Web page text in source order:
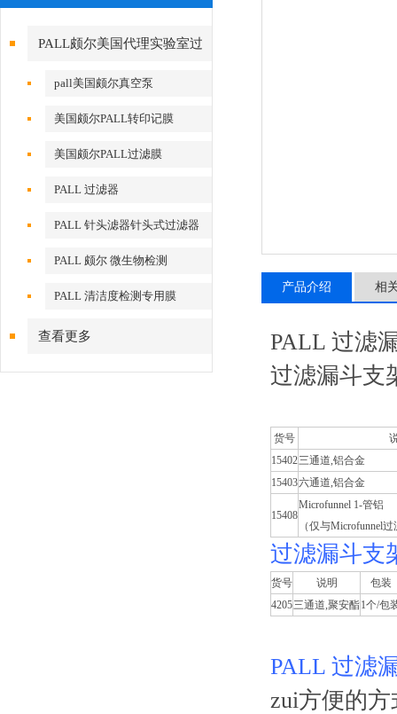
PALL颇尔美国代理实验室过
滤产品pall美国颇尔真空泵
美国颇尔PALL转印记膜
美国颇尔PALL过滤膜
PALL 过滤器
PALL 针头滤器针头式过滤器
PALL 颇尔 微生物检测
PALL 清洁度检测专用膜
查看更多
产品介绍 相
PALL 过滤
过滤漏斗支
货号
15402三通道,铝合金
15403六通道,铝合金
15408
Microfunnel 1-管铝
（仅与Microfunnel
过滤漏斗支
货号 说明
包装
4205三通道,聚安酯1个/包
PALL 过滤
zui方便的